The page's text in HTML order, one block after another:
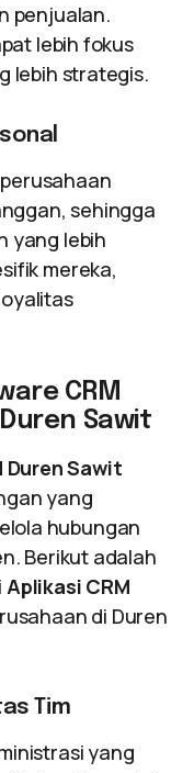
penjualan.
lebih fokus
lebih strategis.
sehingga
yang lebih
mereka,
CRM
Sawit
Duren Sawit
yang
hubungan
Berikut adalah
Aplikasi CRM
di Duren
Tim
yang